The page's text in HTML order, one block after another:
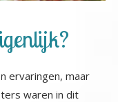
ervaringen, maar
waren in dit